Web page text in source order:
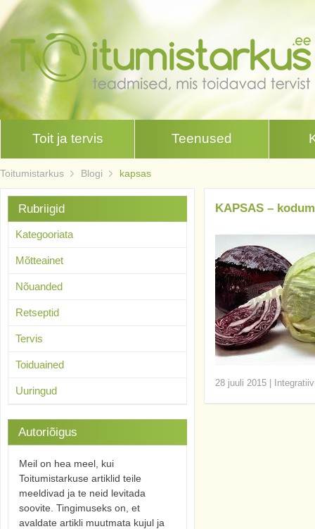
Toit ja tervis Teenused
Toitumistarkus Blogi kapsas
KAPSAS –
28 juuli 2015
Rubriigid
Kategooriata
Mõtteainet
Nõuanded
Retseptid
Tervis
Toiduained
Uuringud
Autoriõigus
Meil on hea meel, kui
Toitumistarkuse artiklid teile
meeldivad ja te neid levitada
soovite. Tingimuseks on, et
avaldate artikli muutmata kujul ja